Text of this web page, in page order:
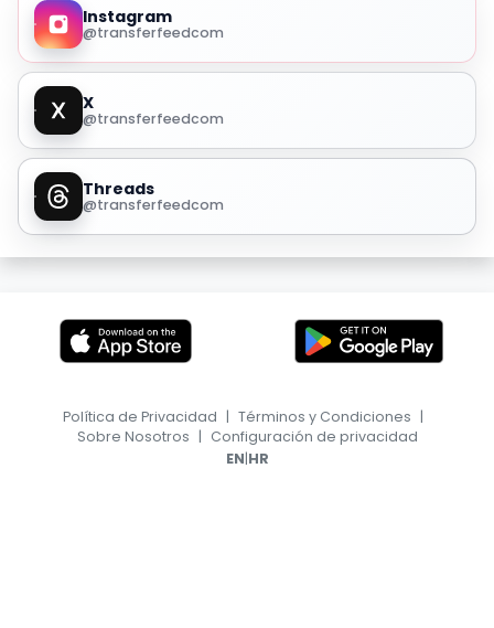
Instagram
@transferfeedcom
X
@transferfeedcom
Threads
@transferfeedcom
Política de Privacidad | Términos y Condiciones |
Sobre Nosotros | Configuración de privacidad
EN|HR